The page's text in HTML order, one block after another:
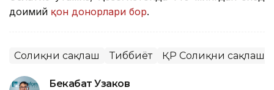
доимий қон донорлари бор.
Соғлиқни сақлаш Тиббиёт ҚР Соғлиқни сақлаш
Бекабат Узаков